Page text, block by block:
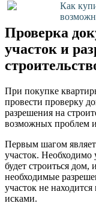
Как
Проверка
участок и
При покупке
провести проверку
разрешения на
возможных проблем
Первым шагом
участок. Необходимо
будет строиться дом,
необходимые
участок не
исками.